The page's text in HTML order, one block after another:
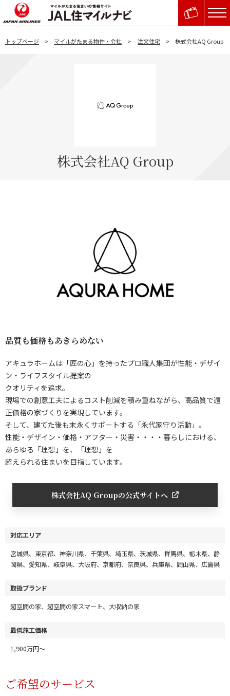
トップページ マイルがたまる物件・会社 注文住宅 株式会社AQ Group
株式会社AQ Group
品質も価格もあきらめない
アキュラホームは「匠の心」を持ったプロ職人集団が性能・デザイ
ン・ライフスタイル提案の
クオリティを追求。
現場での創意工夫によるコスト削減を積み重ねながら、高品質で適
正価格の家づくりを実現しています。
そして、建てた後も末永くサポートする「永代家守り活動」。
性能・デザイン・価格・アフター・災害・・・・暮らしにおける、
あらゆる「理想」を、「理想」を
超えられる住まいを目指しています。
株式会社AQ Groupの公式サイトへ
対応エリア
宮城県、東京都、神奈川県、千葉県、埼玉県、茨城県、群馬県、栃木県、静
岡県、愛知県、岐阜県、大阪府、京都府、奈良県、兵庫県、岡山県、広島県
取扱ブランド
超空間の家、超空間の家スマート、大収納の家
最低施工価格
1,900万円～
ご希望のサービス